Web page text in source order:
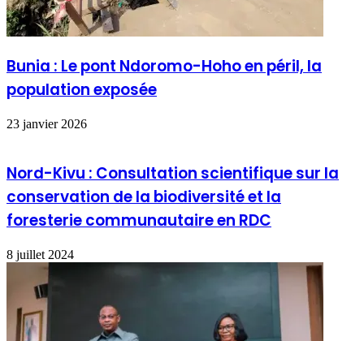
Bunia : Le pont Ndoromo-Hoho en péril, la
population exposée
23 janvier 2026
Nord-Kivu : Consultation scientifique sur la
conservation de la biodiversité et la
foresterie communautaire en RDC
8 juillet 2024